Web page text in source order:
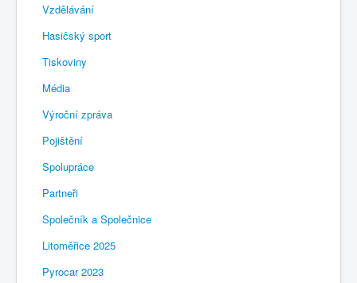
Vzdělávání
Hasičský sport
Tiskoviny
Média
Výroční zpráva
Pojištění
Spolupráce
Partneři
Společník a Společnice
Litoměřice 2025
Pyrocar 2023